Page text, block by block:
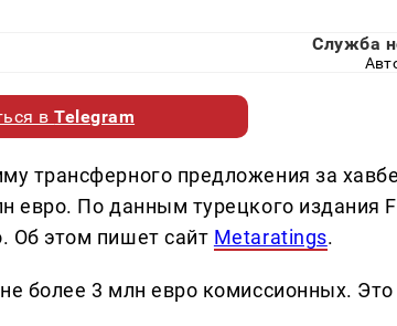
Служба
вTelegram
трансферного предложения за
евро. По данным турецкого издания
Об этом пишет сайт Metaratings.
более 3 млн евро комиссионных. Это